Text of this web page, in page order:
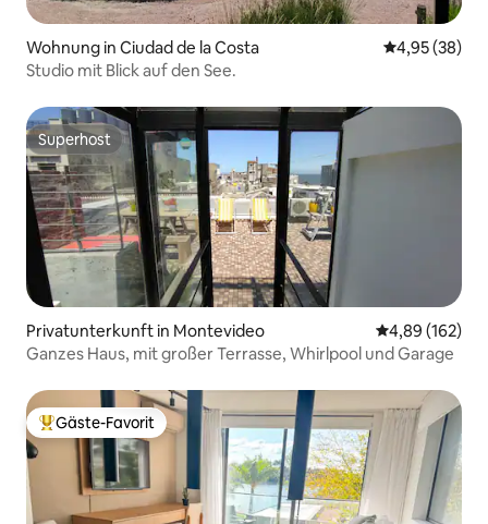
Wohnung in Ciudad de la Costa
4,95 (38)
Studio mit Blick auf den See.
Superhost
Superhost
Privatunterkunft in Montevideo
4,89 (162)
Ganzes Haus, mit großer Terrasse, Whirlpool und Garage
Beliebter Gäste-Favorit.
Gäste-Favorit